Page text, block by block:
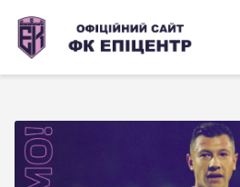
ОФІЦІЙНИЙ САЙТ
ОФІЦІЙНИЙ САЙТ ФК